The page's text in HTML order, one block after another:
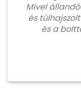
Mivel
és
és a